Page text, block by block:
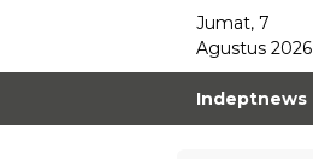
Jumat, 7
Agustus 2026
Indeptnews